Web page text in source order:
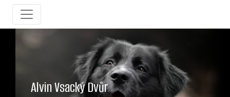
Alvin Vsacký Dvůr